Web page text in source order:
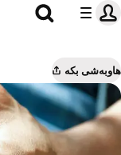
هاوبەشی بکە